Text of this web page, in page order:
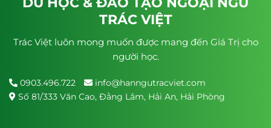
TRÁC VIỆT
Trác Việt luôn mong muốn được mang đến Giá Trị cho
người học.
0903.496.722
info@hanngutracviet.com
Số 81/333 Văn Cao, Đằng Lâm, Hải An, Hải Phòng